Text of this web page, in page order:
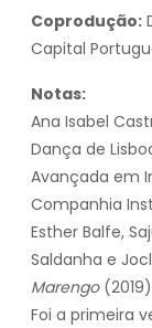
Coprodução:
Capital
Notas:
Ana Isabel
Dança de
Avançada em
Companhia
Esther Balfe,
Saldanha e
Marengo
Foi a primeira